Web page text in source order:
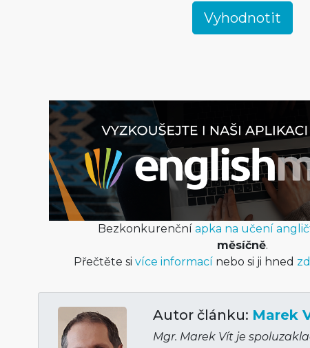
Bezkonkurenční apka na učení
měsíčně.
Přečtěte sivíce informací nebo si ji hned
Autor článku: Marek
Mgr. Marek Vít je